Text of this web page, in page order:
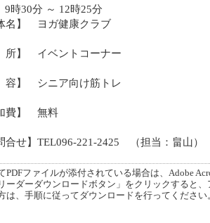
9時30分 ～ 12時25分
名】 ヨガ健康クラブ
所】 イベントコーナー
容】 シニア向け筋トレ
費】 無料
合せ】TEL096-221-2425 （担当：畠山）
PDFファイルが添付されている場合は、Adobe
ダーダウンロードボタン」をクリックすると
は、手順に従ってダウンロードを行ってください